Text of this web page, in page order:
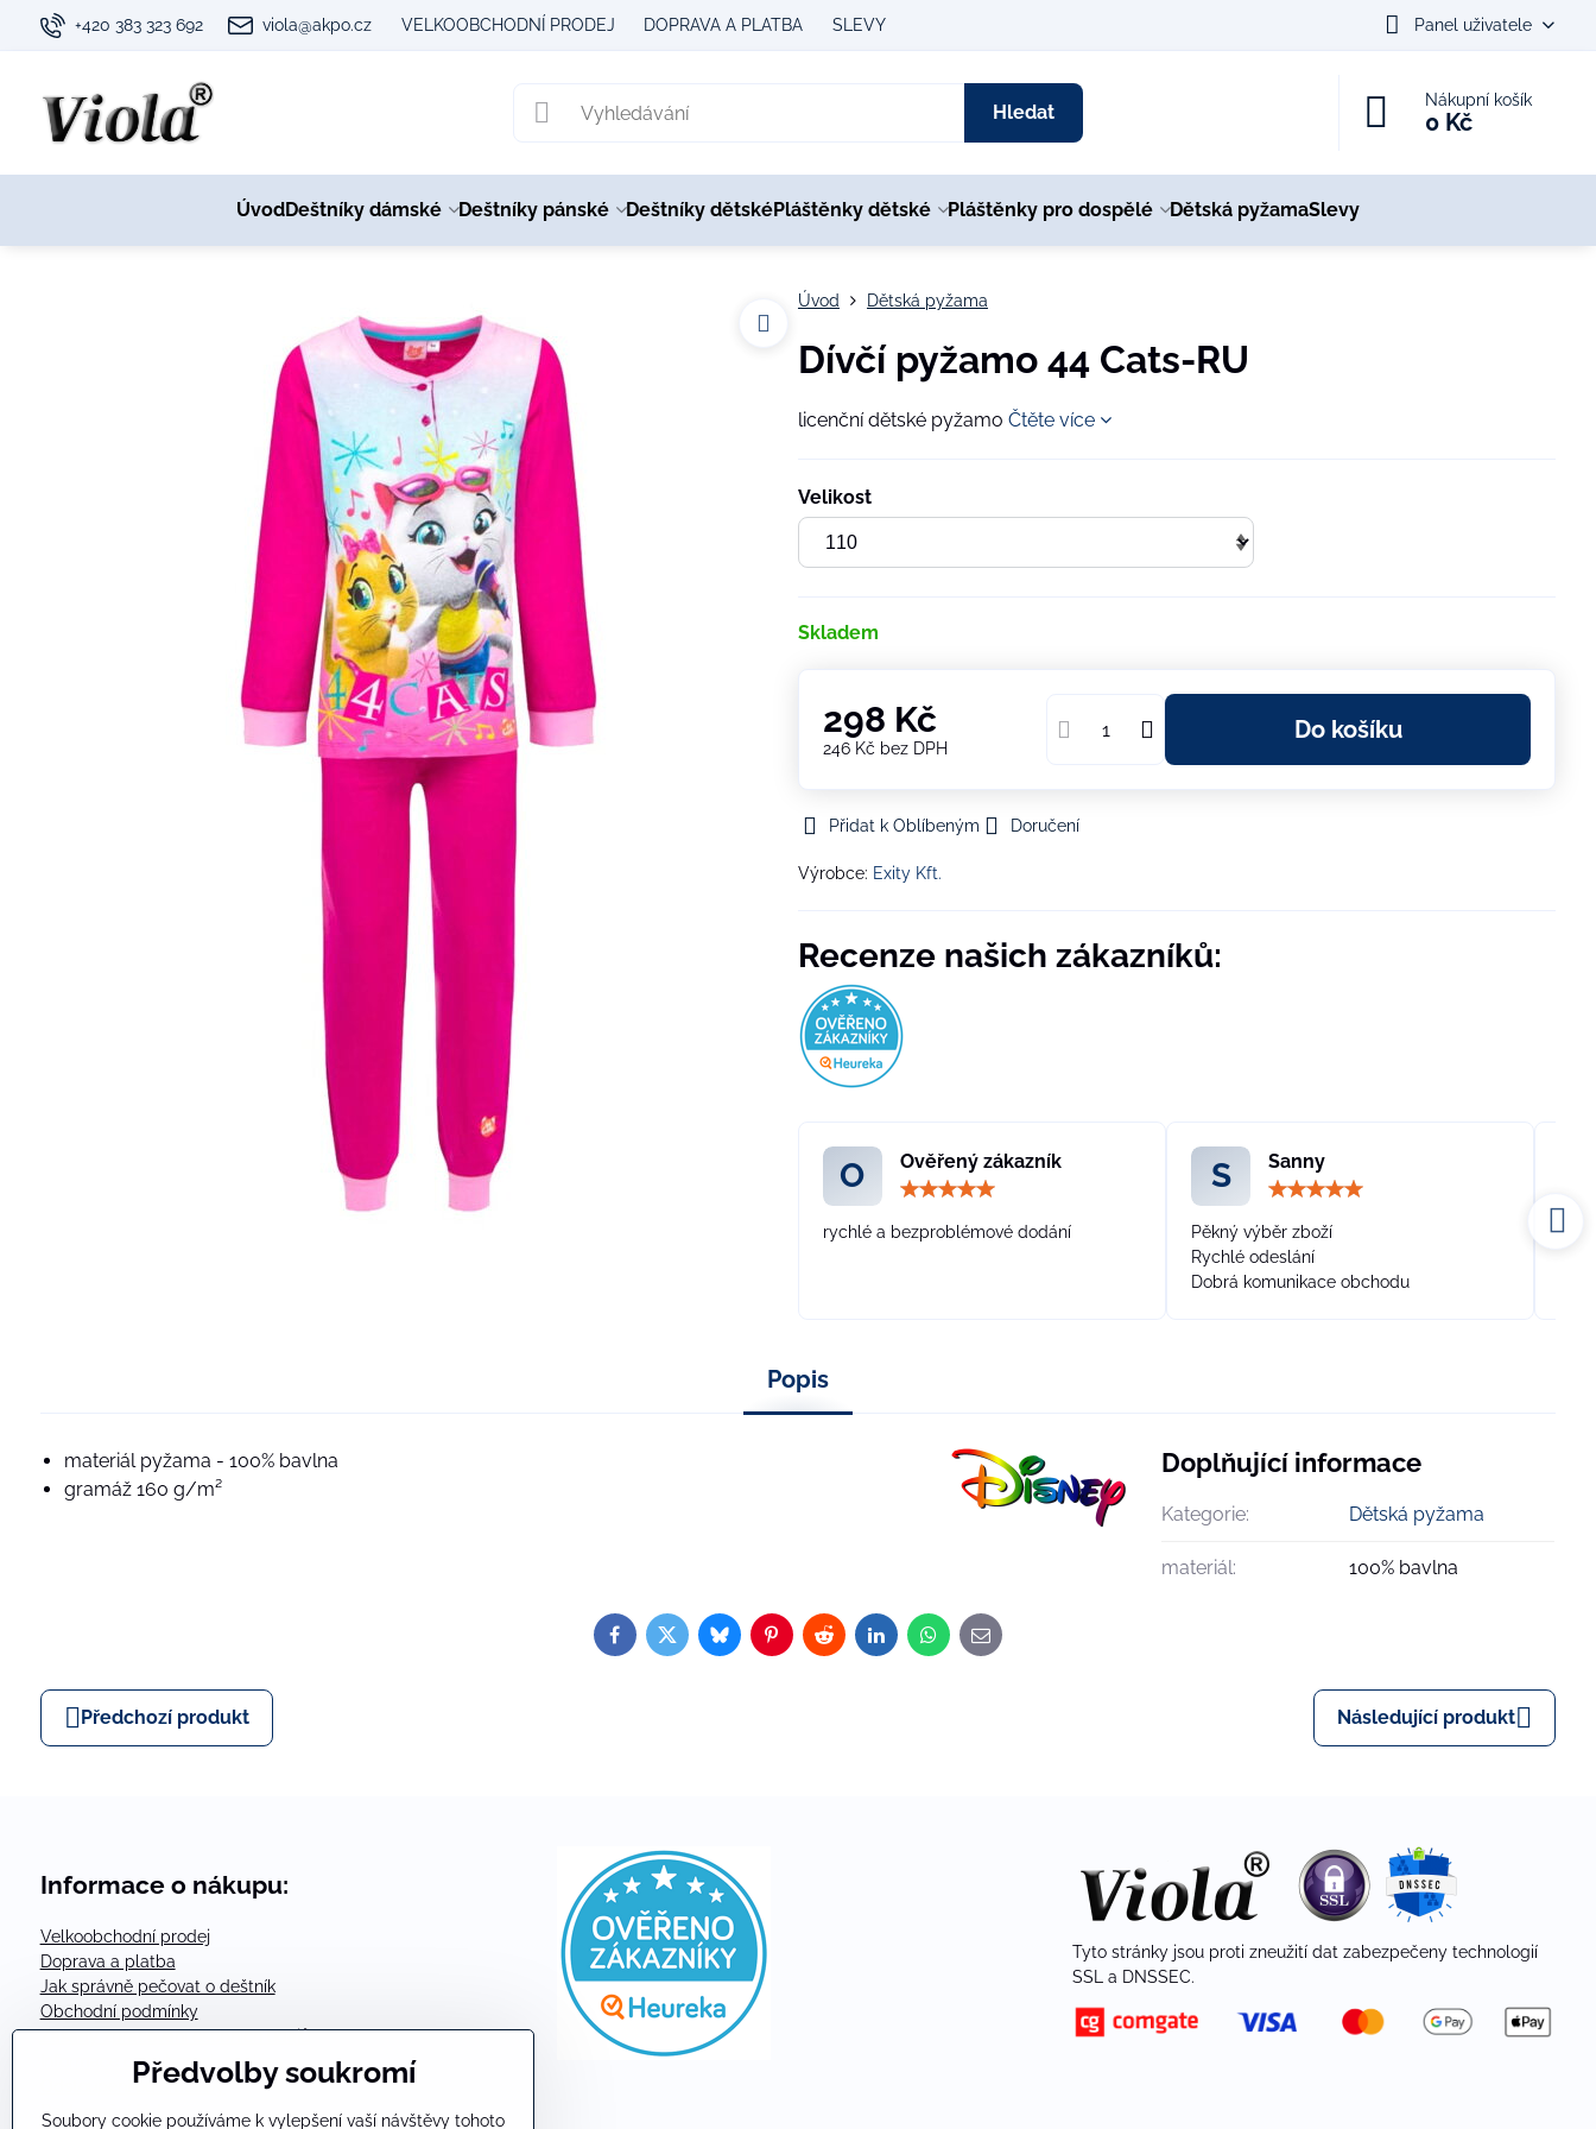
+420 383 323 692 viola@akpo.cz VELKOOBCHODNÍ PRODEJ DOPRAVA A PLATBA SLEVY Panel uživatele
Hledat
Nákupní košík
0 Kč
ÚvodDeštníky dámské Deštníky pánské Deštníky dětskéPláštěnky dětské Pláštěnky pro dospělé Dětská pyžamaSlevy
Úvod Dětská pyžama
Dívčí pyžamo 44 Cats-RU
licenční dětské pyžamo Čtěte více
Velikost
Skladem
298 Kč
246 Kč bez DPH
Do košíku
Přidat k Oblíbeným Doručení
Výrobce: Exity Kft.
Recenze našich zákazníků:
O
Ověřený zákazník
/
5
rychlé a bezproblémové dodání
S
Sanny
Pěkný výběr zboží
Rychlé odeslání
Dobrá komunikace obchodu
Vše
Popis
materiál pyžama - 100% bavlna
gramáž 160 g/m²
Doplňující informace
Kategorie: Dětská pyžama
materiál: 100% bavlna
Facebook
TwitterBlueskyPinterestRedditLinkedInWhatsApp
E-
mail
Předchozí produkt Následující produkt
Informace o nákupu:
Velkoobchodní prodej
Doprava a platba
Jak správně pečovat o deštník
Obchodní podmínky
Zásady zpracování osobních údajů
Informace o souborech cookies
Odstoupení od smlouvy
Reklamační řád
Tyto stránky jsou proti zneužití dat zabezpečeny technologií
SSL a DNSSEC.
Předvolby soukromí
Soubory cookie používáme k vylepšení vaší návštěvy tohoto